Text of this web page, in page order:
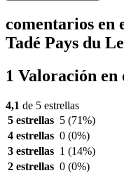
comentarios en
Tadé Pays du
1 Valoración
4,1 de 5 estrellas
5 estrellas 5 (71%)
4 estrellas 0 (0%)
3 estrellas 1 (14%)
2 estrellas 0 (0%)